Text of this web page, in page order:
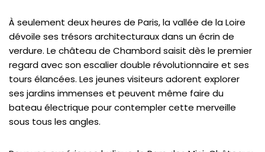
À seulement deux heures de Paris, la vallée de la Loire
dévoile ses trésors architecturaux dans un écrin de
verdure. Le château de Chambord saisit dès le premier
regard avec son escalier double révolutionnaire et ses
tours élancées. Les jeunes visiteurs adorent explorer
ses jardins immenses et peuvent même faire du
bateau électrique pour contempler cette merveille
sous tous les angles.